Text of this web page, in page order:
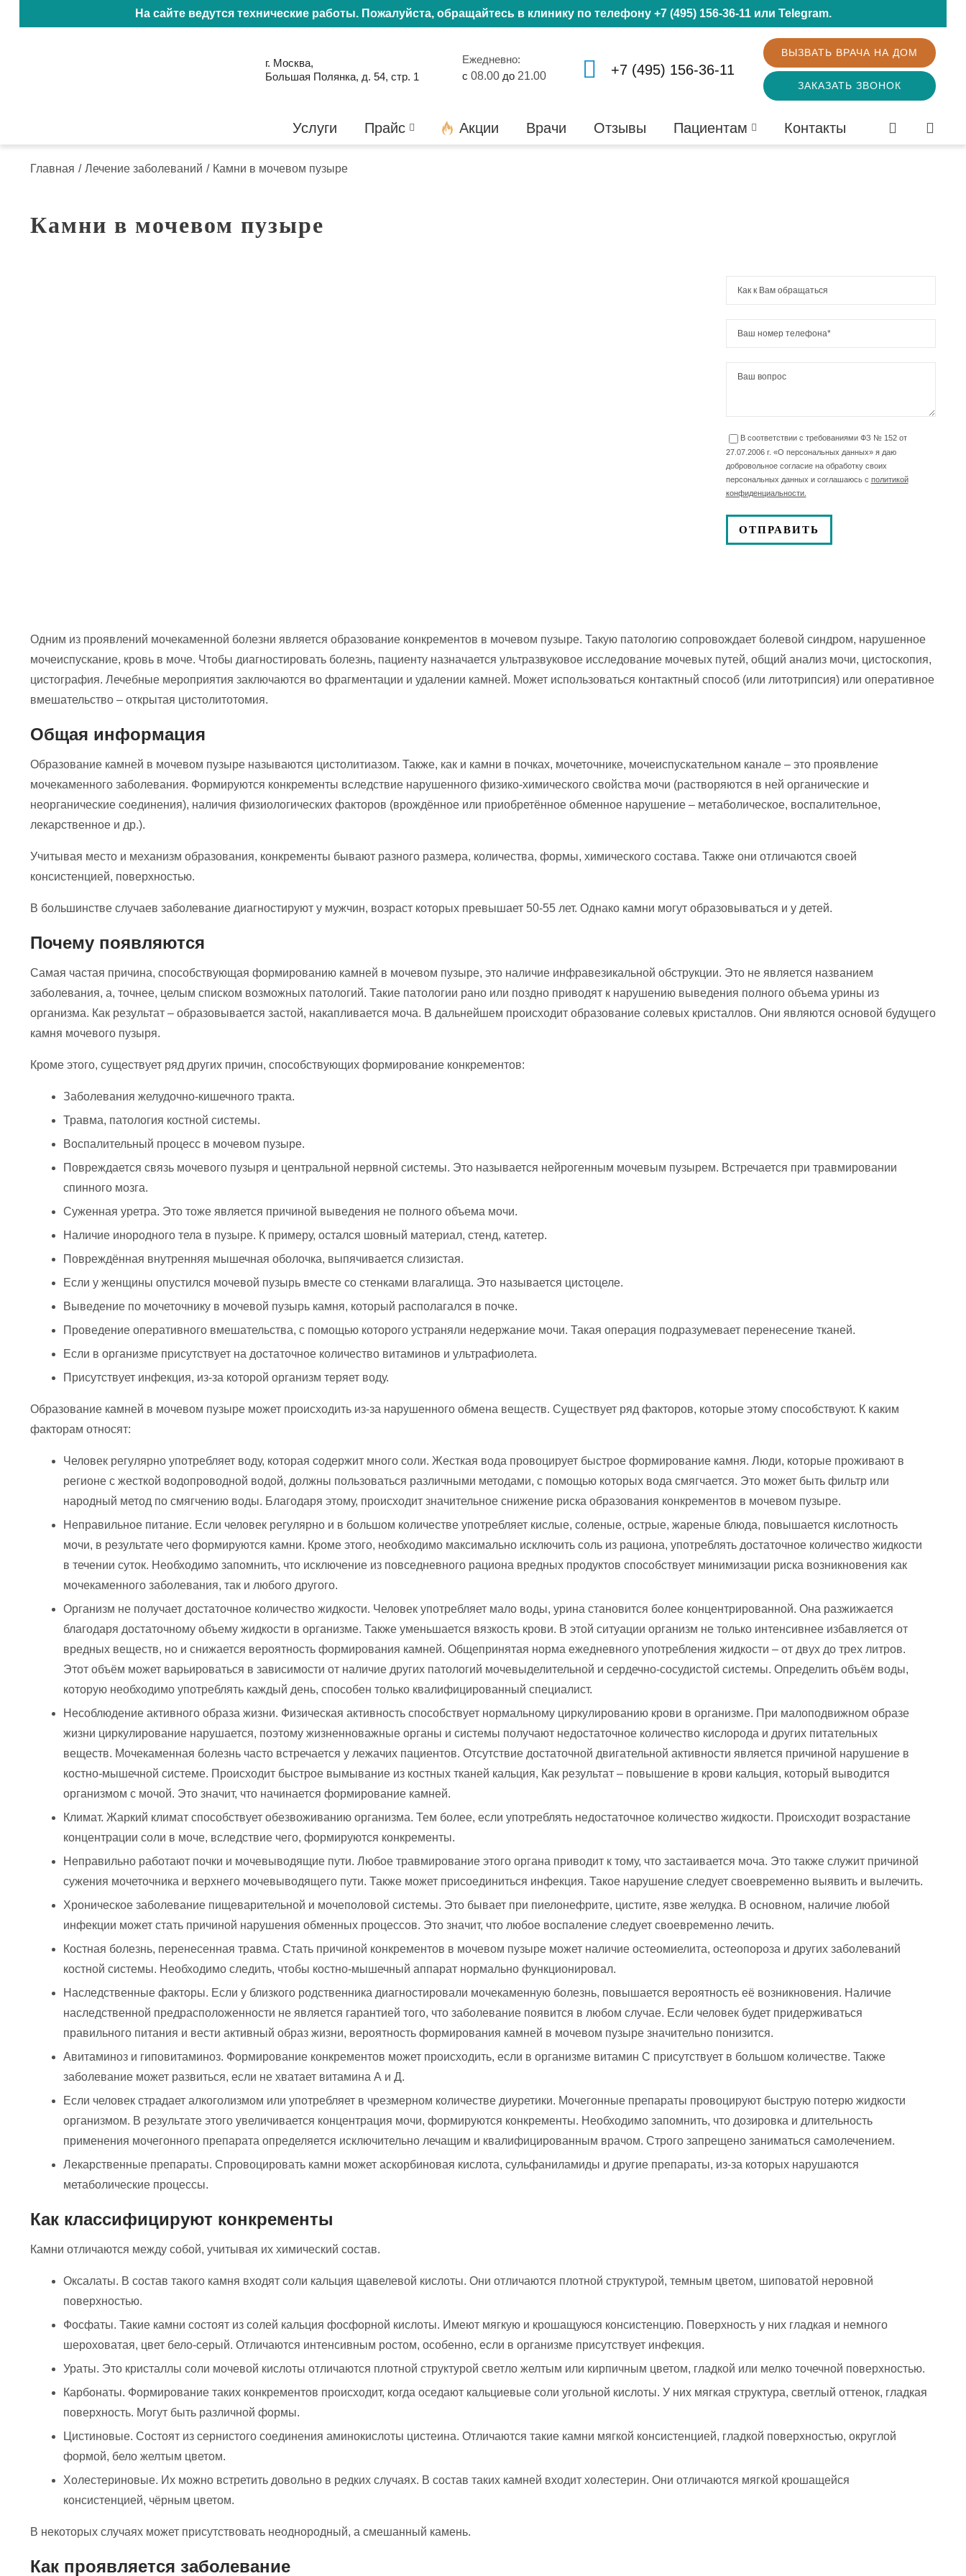
На сайте ведутся технические работы. Пожалуйста, обращайтесь в клинику по телефону +7 (495) 156-36-11или Telegram.
г. Москва,
Большая Полянка, д. 54, стр. 1
Ежедневно:
с 08.00 до 21.00 +7 (495) 156-36-11
ВЫЗВАТЬ ВРАЧА НА ДОМ
ЗАКАЗАТЬ ЗВОНОК
Услуги Прайс Акции Врачи Отзывы Пациентам Контакты
Главная / Лечение заболеваний / Камни в мочевом пузыре
Камни в мочевом пузыре
В соответствии с требованиями ФЗ № 152 от
27.07.2006 г. «О персональных данных» я даю
добровольное согласие на обработку своих
персональных данных и соглашаюсь с политикой
конфиденциальности.
Одним из проявлений мочекаменной болезни является образование конкрементов в мочевом пузыре. Такую патологию сопровождает болевой синдром, нарушенное
мочеиспускание, кровь в моче. Чтобы диагностировать болезнь, пациенту назначается ультразвуковое исследование мочевых путей, общий анализ мочи, цистоскопия,
цистография. Лечебные мероприятия заключаются во фрагментации и удалении камней. Может использоваться контактный способ (или литотрипсия) или оперативное
вмешательство – открытая цистолитотомия.
Общая информация
Образование камней в мочевом пузыре называются цистолитиазом. Также, как и камни в почках, мочеточнике, мочеиспускательном канале – это проявление
мочекаменного заболевания. Формируются конкременты вследствие нарушенного физико-химического свойства мочи (растворяются в ней органические и
неорганические соединения), наличия физиологических факторов (врождённое или приобретённое обменное нарушение – метаболическое, воспалительное,
лекарственное и др.).
Учитывая место и механизм образования, конкременты бывают разного размера, количества, формы, химического состава. Также они отличаются своей
консистенцией, поверхностью.
В большинстве случаев заболевание диагностируют у мужчин, возраст которых превышает 50-55 лет. Однако камни могут образовываться и у детей.
Почему появляются
Самая частая причина, способствующая формированию камней в мочевом пузыре, это наличие инфравезикальной обструкции. Это не является названием
заболевания, а, точнее, целым списком возможных патологий. Такие патологии рано или поздно приводят к нарушению выведения полного объема урины из
организма. Как результат – образовывается застой, накапливается моча. В дальнейшем происходит образование солевых кристаллов. Они являются основой будущего
камня мочевого пузыря.
Кроме этого, существует ряд других причин, способствующих формирование конкрементов:
Заболевания желудочно-кишечного тракта.
Травма, патология костной системы.
Воспалительный процесс в мочевом пузыре.
Повреждается связь мочевого пузыря и центральной нервной системы. Это называется нейрогенным мочевым пузырем. Встречается при травмировании
спинного мозга.
Суженная уретра. Это тоже является причиной выведения не полного объема мочи.
Наличие инородного тела в пузыре. К примеру, остался шовный материал, стенд, катетер.
Повреждённая внутренняя мышечная оболочка, выпячивается слизистая.
Если у женщины опустился мочевой пузырь вместе со стенками влагалища. Это называется цистоцеле.
Выведение по мочеточнику в мочевой пузырь камня, который располагался в почке.
Проведение оперативного вмешательства, с помощью которого устраняли недержание мочи. Такая операция подразумевает перенесение тканей.
Если в организме присутствует на достаточное количество витаминов и ультрафиолета.
Присутствует инфекция, из-за которой организм теряет воду.
Образование камней в мочевом пузыре может происходить из-за нарушенного обмена веществ. Существует ряд факторов, которые этому способствуют. К каким
факторам относят:
Человек регулярно употребляет воду, которая содержит много соли. Жесткая вода провоцирует быстрое формирование камня. Люди, которые проживают в
регионе с жесткой водопроводной водой, должны пользоваться различными методами, с помощью которых вода смягчается. Это может быть фильтр или
народный метод по смягчению воды. Благодаря этому, происходит значительное снижение риска образования конкрементов в мочевом пузыре.
Неправильное питание. Если человек регулярно и в большом количестве употребляет кислые, соленые, острые, жареные блюда, повышается кислотность
мочи, в результате чего формируются камни. Кроме этого, необходимо максимально исключить соль из рациона, употреблять достаточное количество жидкости
в течении суток. Необходимо запомнить, что исключение из повседневного рациона вредных продуктов способствует минимизации риска возникновения как
мочекаменного заболевания, так и любого другого.
Организм не получает достаточное количество жидкости. Человек употребляет мало воды, урина становится более концентрированной. Она разжижается
благодаря достаточному объему жидкости в организме. Также уменьшается вязкость крови. В этой ситуации организм не только интенсивнее избавляется от
вредных веществ, но и снижается вероятность формирования камней. Общепринятая норма ежедневного употребления жидкости – от двух до трех литров.
Этот объём может варьироваться в зависимости от наличие других патологий мочевыделительной и сердечно-сосудистой системы. Определить объём воды,
которую необходимо употреблять каждый день, способен только квалифицированный специалист.
Несоблюдение активного образа жизни. Физическая активность способствует нормальному циркулированию крови в организме. При малоподвижном образе
жизни циркулирование нарушается, поэтому жизненноважные органы и системы получают недостаточное количество кислорода и других питательных
веществ. Мочекаменная болезнь часто встречается у лежачих пациентов. Отсутствие достаточной двигательной активности является причиной нарушение в
костно-мышечной системе. Происходит быстрое вымывание из костных тканей кальция, Как результат – повышение в крови кальция, который выводится
организмом с мочой. Это значит, что начинается формирование камней.
Климат. Жаркий климат способствует обезвоживанию организма. Тем более, если употреблять недостаточное количество жидкости. Происходит возрастание
концентрации соли в моче, вследствие чего, формируются конкременты.
Неправильно работают почки и мочевыводящие пути. Любое травмирование этого органа приводит к тому, что застаивается моча. Это также служит причиной
сужения мочеточника и верхнего мочевыводящего пути. Также может присоединиться инфекция. Такое нарушение следует своевременно выявить и вылечить.
Хроническое заболевание пищеварительной и мочеполовой системы. Это бывает при пиелонефрите, цистите, язве желудка. В основном, наличие любой
инфекции может стать причиной нарушения обменных процессов. Это значит, что любое воспаление следует своевременно лечить.
Костная болезнь, перенесенная травма. Стать причиной конкрементов в мочевом пузыре может наличие остеомиелита, остеопороза и других заболеваний
костной системы. Необходимо следить, чтобы костно-мышечный аппарат нормально функционировал.
Наследственные факторы. Если у близкого родственника диагностировали мочекаменную болезнь, повышается вероятность её возникновения. Наличие
наследственной предрасположенности не является гарантией того, что заболевание появится в любом случае. Если человек будет придерживаться
правильного питания и вести активный образ жизни, вероятность формирования камней в мочевом пузыре значительно понизится.
Авитаминоз и гиповитаминоз. Формирование конкрементов может происходить, если в организме витамин C присутствует в большом количестве. Также
заболевание может развиться, если не хватает витамина А и Д.
Если человек страдает алкоголизмом или употребляет в чрезмерном количестве диуретики. Мочегонные препараты провоцируют быструю потерю жидкости
организмом. В результате этого увеличивается концентрация мочи, формируются конкременты. Необходимо запомнить, что дозировка и длительность
применения мочегонного препарата определяется исключительно лечащим и квалифицированным врачом. Строго запрещено заниматься самолечением.
Лекарственные препараты. Спровоцировать камни может аскорбиновая кислота, сульфаниламиды и другие препараты, из-за которых нарушаются
метаболические процессы.
Как классифицируют конкременты
Камни отличаются между собой, учитывая их химический состав.
Оксалаты. В состав такого камня входят соли кальция щавелевой кислоты. Они отличаются плотной структурой, темным цветом, шиповатой неровной
поверхностью.
Фосфаты. Такие камни состоят из солей кальция фосфорной кислоты. Имеют мягкую и крошащуюся консистенцию. Поверхность у них гладкая и немного
шероховатая, цвет бело-серый. Отличаются интенсивным ростом, особенно, если в организме присутствует инфекция.
Ураты. Это кристаллы соли мочевой кислоты отличаются плотной структурой светло желтым или кирпичным цветом, гладкой или мелко точечной поверхностью.
Карбонаты. Формирование таких конкрементов происходит, когда оседают кальциевые соли угольной кислоты. У них мягкая структура, светлый оттенок, гладкая
поверхность. Могут быть различной формы.
Цистиновые. Состоят из сернистого соединения аминокислоты цистеина. Отличаются такие камни мягкой консистенцией, гладкой поверхностью, округлой
формой, бело желтым цветом.
Холестериновые. Их можно встретить довольно в редких случаях. В состав таких камней входит холестерин. Они отличаются мягкой крошащейся
консистенцией, чёрным цветом.
В некоторых случаях может присутствовать неоднородный, а смешанный камень.
Как проявляется заболевание